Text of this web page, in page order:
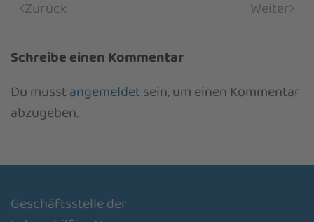
Zurück Weiter
Schreibe einen Kommentar
Du musstangemeldetsein, um einen Kommentar
abzugeben.
Geschäftsstelle der